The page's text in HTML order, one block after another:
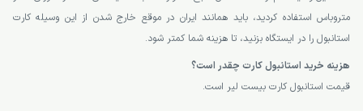
متروباس استفاده کردید، باید همانند ایران در موقع خارج شدن از این وسیله کارت
استانبول را در ایستگاه بزنید، تا هزینه شما کمتر شود.
هزینه خرید استانبول کارت چقدر است؟
قیمت استانبول کارت بیست لیر است.